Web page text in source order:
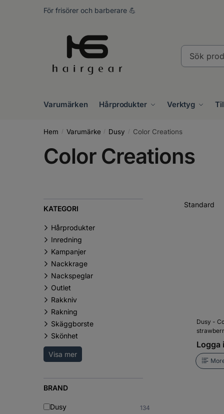
För frisörer och barberare 💪
Sök
produkter...
Varumärken Hårprodukter Verktyg
Hem / Varumärke / Dusy / Color Creations
Color Creations
KATEGORI
Hårprodukter
Inredning
Kampanjer
Nackkrage
Nackspeglar
Outlet
Rakkniv
Rakning
Skäggborste
Skönhet
Visa mer
BRAND
Dusy 134
Dusy -
Logga